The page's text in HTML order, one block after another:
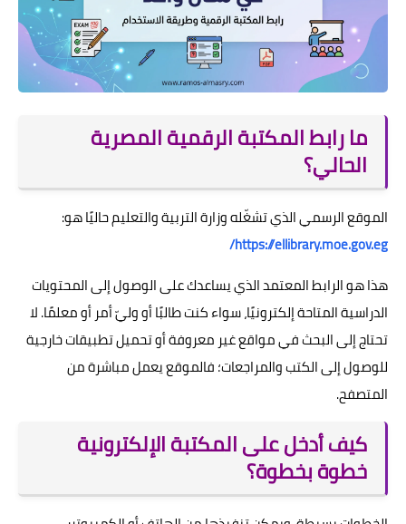
ما رابط المكتبة الرقمية المصرية
الحالي؟
الموقع الرسمي الذي تشغّله وزارة التربية والتعليم حاليًا هو:
https://ellibrary.moe.gov.eg/
هذا هو الرابط المعتمد الذي يساعدك على الوصول إلى المحتويات
الدراسية المتاحة إلكترونيًا، سواء كنت طالبًا أو وليّ أمر أو معلمًا. لا
تحتاج إلى البحث في مواقع غير معروفة أو تحميل تطبيقات خارجية
للوصول إلى الكتب والمراجعات؛ فالموقع يعمل مباشرة من
المتصفح.
كيف أدخل على المكتبة الإلكترونية
خطوة بخطوة؟